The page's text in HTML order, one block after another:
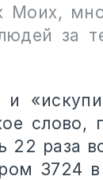
Моих,
за
слово,
22 раза
3724